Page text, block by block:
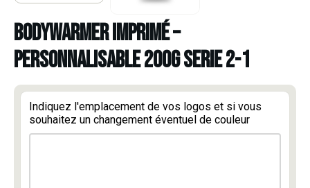
BODYWARMER IMPRIMÉ –
PERSONNALISABLE 200G SERIE 2-1
Indiquez l'emplacement de vos logos et si vous
souhaitez un changement éventuel de couleur